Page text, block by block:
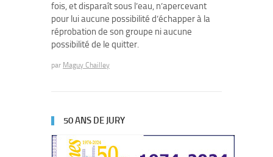
fois, et disparaît sous l’eau, n’apercevant
pour lui aucune possibilité d’échapper à la
réprobation de son groupe ni aucune
possibilité de le quitter.
par Maguy Chailley
50 ANS DE JURY